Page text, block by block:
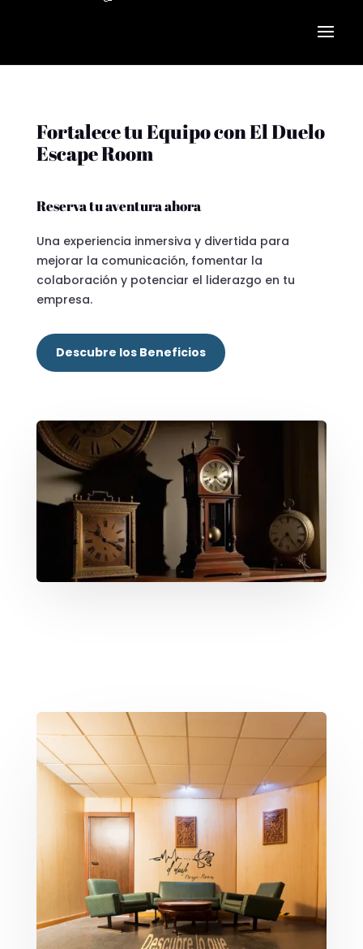
Fortalece tu Equipo con El Duelo
Escape Room
Reserva tu aventura ahora
Una experiencia inmersiva y divertida para
mejorar la comunicación, fomentar la
colaboración y potenciar el liderazgo en tu
empresa.
Descubre los Beneficios